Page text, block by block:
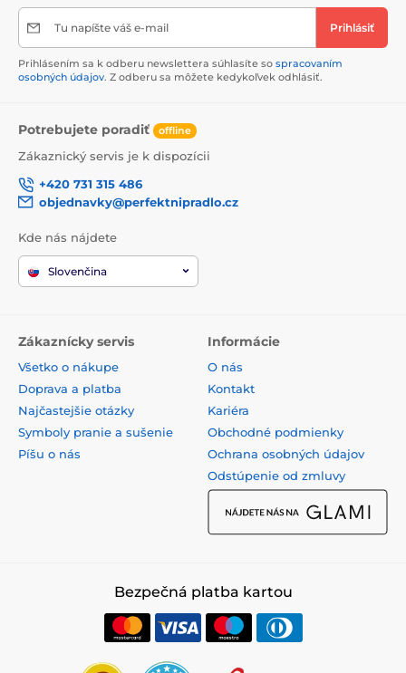
Tu napíšte váš e-mail Prihlásiť
Prihlásením sa k odberu newslettera súhlasíte so spracovaním
osobných údajov. Z odberu sa môžete kedykoľvek odhlásiť.
Potrebujete poradiť offline
Zákaznický servis je k dispozícii
+420 731 315 486
objednavky@perfektnipradlo.cz
Kde nás nájdete
Slovenčina
Zákaznícky servis
Všetko o nákupe
Doprava a platba
Najčastejšie otázky
Symboly pranie a sušenie
Píšu o nás
Informácie
O nás
Kontakt
Kariéra
Obchodné podmienky
Ochrana osobných údajov
Odstúpenie od zmluvy
Bezpečná platba kartou